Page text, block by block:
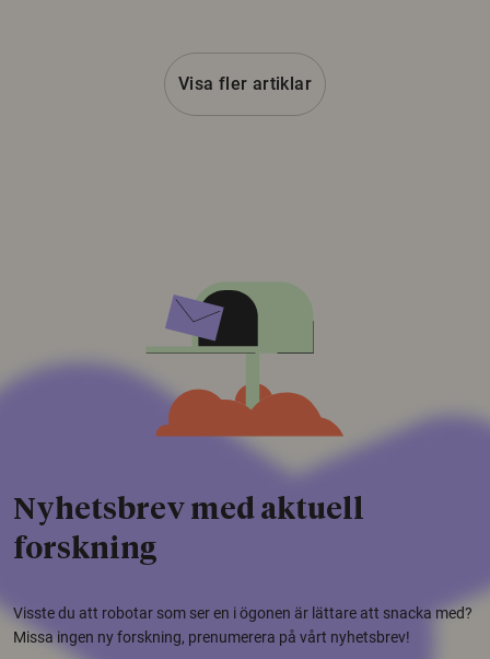
Visa fler artiklar
Nyhetsbrev med aktuell
forskning
Visste du att robotar som ser en i ögonen är lättare att snacka med?
Missa ingen ny forskning, prenumerera på vårt nyhetsbrev!